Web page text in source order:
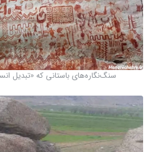
سنگ‌نگاره‌های باستانی که «تبدیل